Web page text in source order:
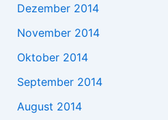
Dezember 2014
November 2014
Oktober 2014
September 2014
August 2014